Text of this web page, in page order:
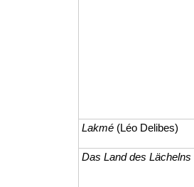
Lakmé (Léo Delibes)
Das Land des Lächelns